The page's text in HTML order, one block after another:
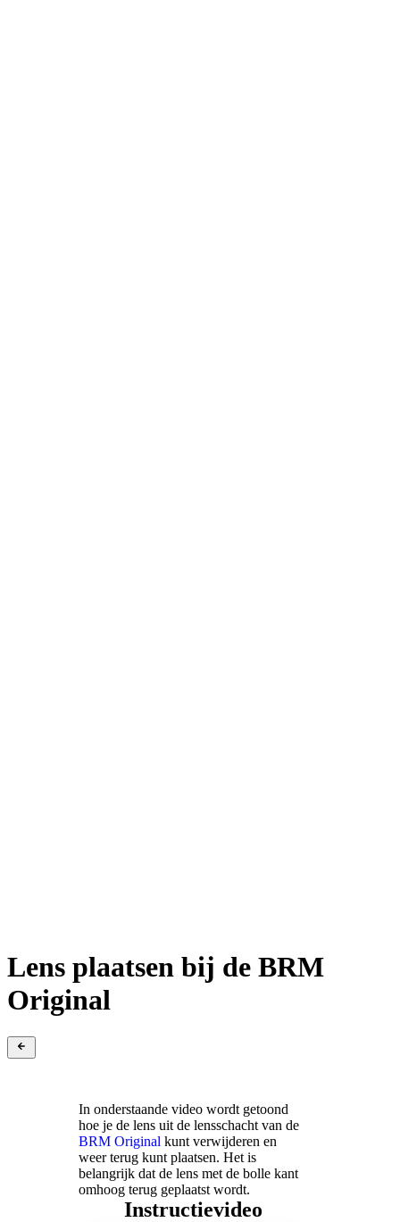
Lens plaatsen bij de BRM
Original
In onderstaande video wordt getoond
hoe je de lens uit de lensschacht van de
BRM Original kunt verwijderen en
weer terug kunt plaatsen. Het is
belangrijk dat de lens met de bolle kant
omhoog terug geplaatst wordt.
Instructievideo